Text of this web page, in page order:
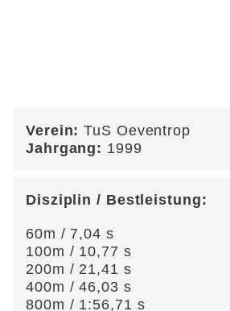
Verein: TuS Oeventrop
Jahrgang: 1999
Disziplin / Bestleistung:
60m / 7,04 s
100m / 10,77 s
200m / 21,41 s
400m / 46,03 s
800m / 1:56,71 s